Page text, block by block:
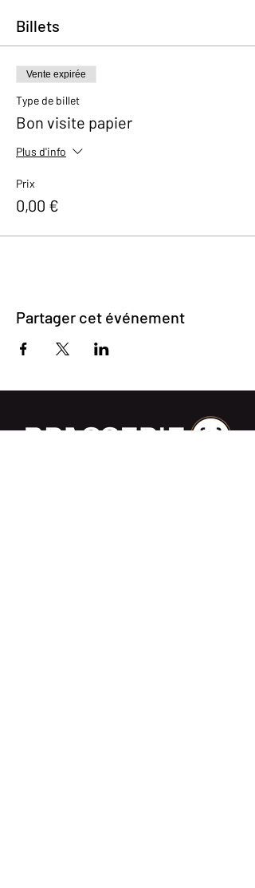
Billets
Vente expirée
Type de billet
Bon visite papier
Plus d'info
Prix
0,00 €
Partager cet événement